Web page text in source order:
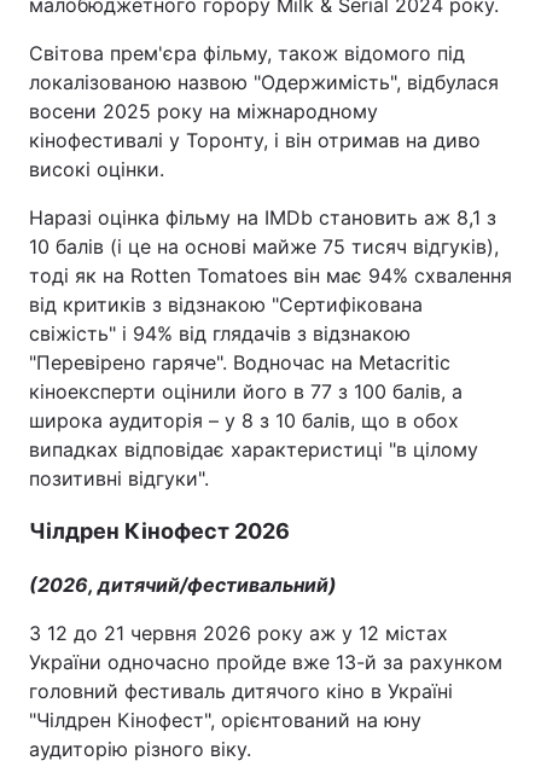
малобюджетного горору Milk & Serial 2024 року.
Світова прем'єра фільму, також відомого під
локалізованою назвою "Одержимість", відбулася
восени 2025 року на міжнародному
кінофестивалі у Торонту, і він отримав на диво
високі оцінки.
Наразі оцінка фільму на IMDb становить аж 8,1 з
10 балів (і це на основі майже 75 тисяч відгуків),
тоді як на Rotten Tomatoes він має 94% схвалення
від критиків з відзнакою "Сертифікована
свіжість" і 94% від глядачів з відзнакою
"Перевірено гаряче". Водночас на Metacritic
кіноексперти оцінили його в 77 з 100 балів, а
широка аудиторія – у 8 з 10 балів, що в обох
випадках відповідає характеристиці "в цілому
позитивні відгуки".
Чілдрен Кінофест 2026
(2026, дитячий/фестивальний)
З 12 до 21 червня 2026 року аж у 12 містах
України одночасно пройде вже 13-й за рахунком
головний фестиваль дитячого кіно в Україні
"Чілдрен Кінофест", орієнтований на юну
аудиторію різного віку.